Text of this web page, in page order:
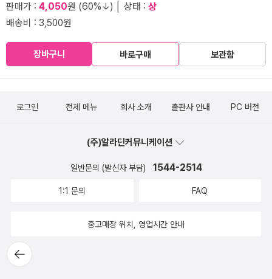
판매가 : 4,050원 (60%↓) │ 상태 : 상
배송비 : 3,500원
장바구니 바로구매 보관함
뒤로가
기
로그인 전체 메뉴 회사 소개 출판사 안내 PC 버전
(주)알라딘커뮤니케이션
일반문의 (발신자 부담) 1544-2514
1:1 문의 FAQ
중고매장 위치, 영업시간 안내